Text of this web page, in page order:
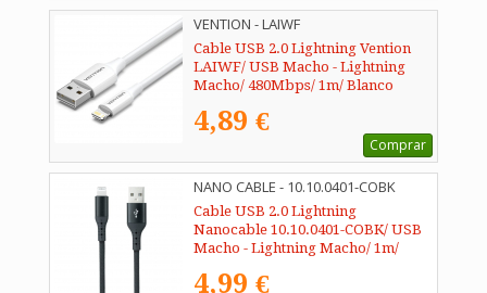
VENTION - LAIWF
Cable USB 2.0 Lightning Vention
LAIWF/ USB Macho - Lightning
Macho/ 480Mbps/ 1m/ Blanco
4,89 €
Comprar
NANO CABLE - 10.10.0401-COBK
Cable USB 2.0 Lightning
Nanocable 10.10.0401-COBK/ USB
Macho - Lightning Macho/ 1m/
4,99 €